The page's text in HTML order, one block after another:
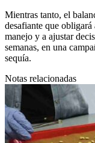
Mientras tanto, el
desafiante que obligará
manejo y a ajustar
semanas, en una
sequía.
Notas relacionadas